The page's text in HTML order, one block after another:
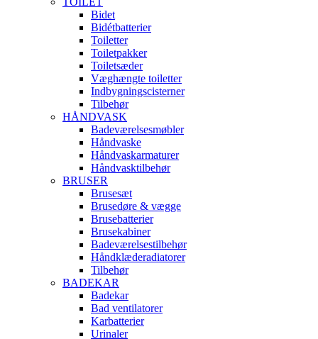
Bidet
Bidétbatterier
Toiletter
Toiletpakker
Toiletsæder
Væghængte toiletter
Indbygningscisterner
Tilbehør
HÅNDVASK
Badeværelsesmøbler
Håndvaske
Håndvaskarmaturer
Håndvasktilbehør
BRUSER
Brusesæt
Brusedøre & vægge
Brusebatterier
Brusekabiner
Badeværelsestilbehør
Håndklæderadiatorer
Tilbehør
BADEKAR
Badekar
Bad ventilatorer
Karbatterier
Urinaler